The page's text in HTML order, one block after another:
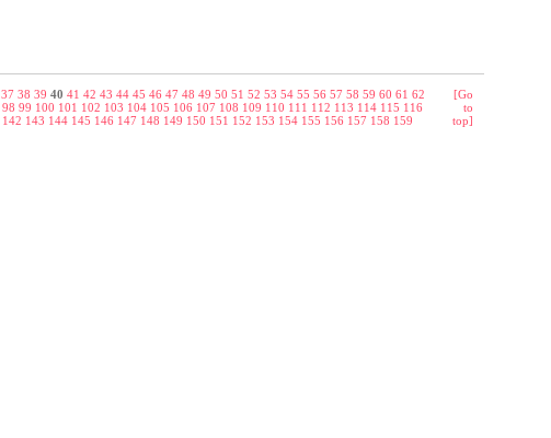
37 38 39 40 41 42 43 44 45 46 47 48 49 50 51 52 53 54 55 56 57 58 59 60 61 62
98 99 100 101 102 103 104 105 106 107 108 109 110 111 112 113 114 115 116
142 143 144 145 146 147 148 149 150 151 152 153 154 155 156 157 158 159
[Go
to
top]